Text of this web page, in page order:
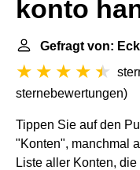
konto
Gefragt von:
sternebewertungen)
Tippen Sie auf den
"Konten", manchmal
Liste aller Konten,